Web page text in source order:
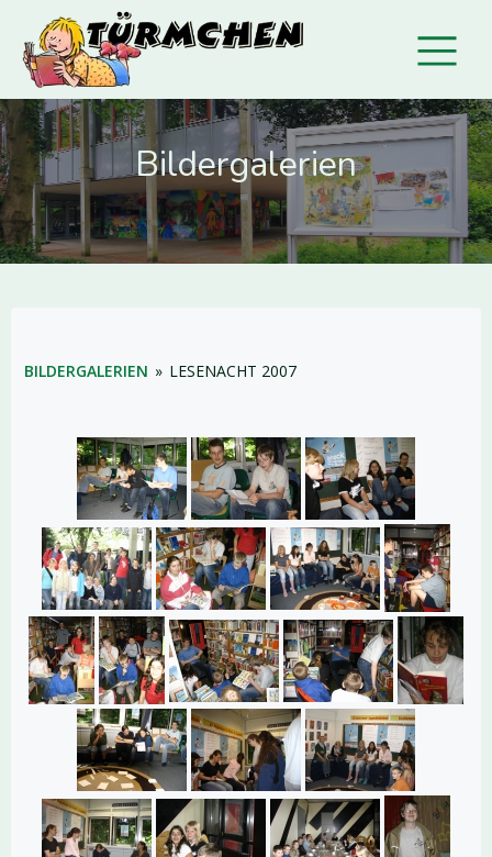
Bildergalerien
BILDERGALERIEN » LESENACHT 2007